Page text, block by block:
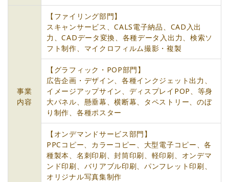
事業
内容
【ファイリング部門】
スキャンサービス、CALS電子納品、CAD入出
力、CADデータ変換、各種データ入出力、検索ソ
フト制作、マイクロフィルム撮影・複製
【グラフィック・POP部門】
広告企画・デザイン、各種インクジェット出力、
イメージアップサイン、ディスプレイPOP、等身
大パネル、懸垂幕、横断幕、タペストリー、のぼ
り制作、各種ポスター
【オンデマンドサービス部門】
PPCコピー、カラーコピー、大型電子コピー、各
種製本、名刺印刷、封筒印刷、軽印刷、オンデマ
ンド印刷、バリアブル印刷、パンフレット印刷、
オリジナル写真集制作